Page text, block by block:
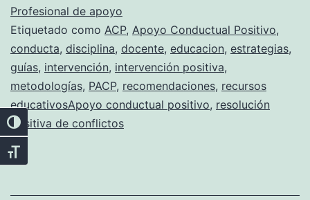
Alternar alto contraste
Alternar tamaño de letra
mayo
del
2025
Profesional de apoyo
Etiquetado como ACP, Apoyo Conductual Positivo,
conducta, disciplina, docente, educacion, estrategias,
guías, intervención, intervención positiva,
metodologías, PACP, recomendaciones, recursos
educativosApoyo conductual positivo, resolución
positiva de conflictos